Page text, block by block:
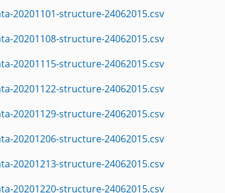
20201101-structure-24062015.csv
20201108-structure-24062015.csv
20201115-structure-24062015.csv
20201122-structure-24062015.csv
20201129-structure-24062015.csv
20201206-structure-24062015.csv
20201213-structure-24062015.csv
20201220-structure-24062015.csv